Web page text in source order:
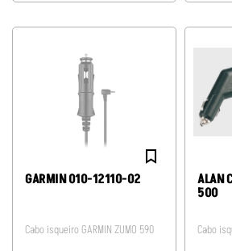
GARMIN 010-12110-02
Cabo isqueiro GARMIN ZUMO 590
ALAN
500
Cabo